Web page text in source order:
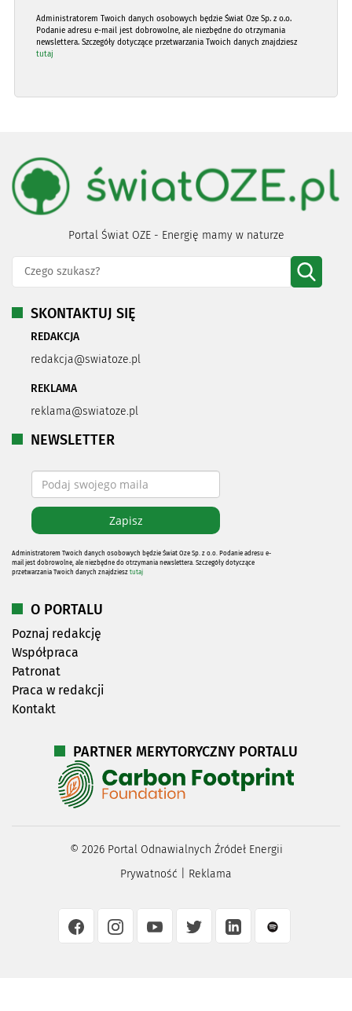
Administratorem Twoich danych osobowych będzie Świat Oze Sp. z o.o.
Podanie adresu e-mail jest dobrowolne, ale niezbędne do otrzymania
newslettera. Szczegóły dotyczące przetwarzania Twoich danych znajdziesz
tutaj
Portal Świat OZE - Energię mamy w naturze
SKONTAKTUJ SIĘ
REDAKCJA
redakcja@swiatoze.pl
REKLAMA
reklama@swiatoze.pl
NEWSLETTER
Administratorem Twoich danych osobowych będzie Świat Oze Sp. z o.o. Podanie adresu e-
mail jest dobrowolne, ale niezbędne do otrzymania newslettera. Szczegóły dotyczące
przetwarzania Twoich danych znajdziesz tutaj
O PORTALU
Poznaj redakcję
Współpraca
Patronat
Praca w redakcji
Kontakt
PARTNER MERYTORYCZNY PORTALU
© 2026Portal Odnawialnych Źródeł Energii
Prywatność
Reklama